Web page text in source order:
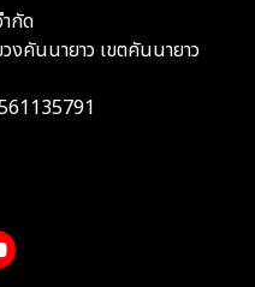
กัด
คันนายาว เขตคันนายาว